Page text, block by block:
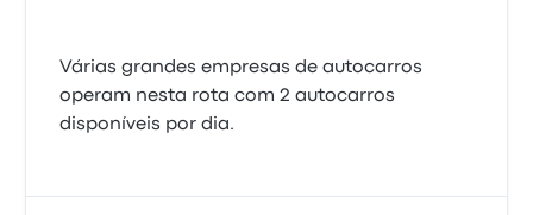
Várias grandes empresas de autocarros
operam nesta rota com 2 autocarros
disponíveis por dia.